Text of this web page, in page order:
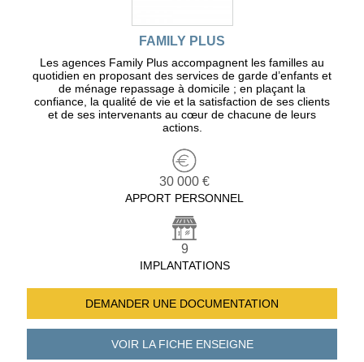
FAMILY PLUS
Les agences Family Plus accompagnent les familles au
quotidien en proposant des services de garde d’enfants et
de ménage repassage à domicile ; en plaçant la
confiance, la qualité de vie et la satisfaction de ses clients
et de ses intervenants au cœur de chacune de leurs
actions.
30 000 €
APPORT PERSONNEL
9
IMPLANTATIONS
DEMANDER UNE DOCUMENTATION
VOIR LA FICHEENSEIGNE